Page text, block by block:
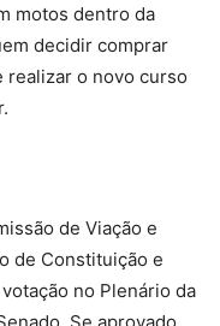
motos dentro da
decidir comprar
realizar o novo curso
de Viação e
de Constituição e
no Plenário da
Se aprovado,